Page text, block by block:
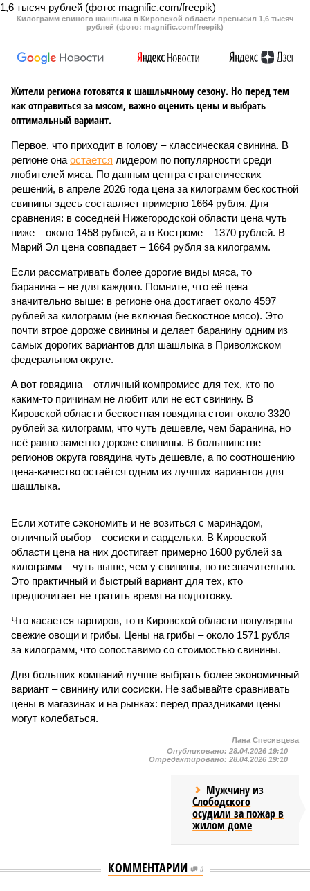
Килограмм свиного шашлыка в Кировской области превысил 1,6 тысяч
рублей (фото: magnific.com/freepik)
Жители региона готовятся к шашлычному сезону. Но перед тем
как отправиться за мясом, важно оценить цены и выбрать
оптимальный вариант.
Первое, что приходит в голову – классическая свинина. В
регионе она остается лидером по популярности среди
любителей мяса. По данным центра стратегических
решений, в апреле 2026 года цена за килограмм бескостной
свинины здесь составляет примерно 1664 рубля. Для
сравнения: в соседней Нижегородской области цена чуть
ниже – около 1458 рублей, а в Костроме – 1370 рублей. В
Марий Эл цена совпадает – 1664 рубля за килограмм.
Если рассматривать более дорогие виды мяса, то
баранина – не для каждого. Помните, что её цена
значительно выше: в регионе она достигает около 4597
рублей за килограмм (не включая бескостное мясо). Это
почти втрое дороже свинины и делает баранину одним из
самых дорогих вариантов для шашлыка в Приволжском
федеральном округе.
А вот говядина – отличный компромисс для тех, кто по
каким-то причинам не любит или не ест свинину. В
Кировской области бескостная говядина стоит около 3320
рублей за килограмм, что чуть дешевле, чем баранина, но
всё равно заметно дороже свинины. В большинстве
регионов округа говядина чуть дешевле, а по соотношению
цена-качество остаётся одним из лучших вариантов для
шашлыка.
Если хотите сэкономить и не возиться с маринадом,
отличный выбор – сосиски и сардельки. В Кировской
области цена на них достигает примерно 1600 рублей за
килограмм – чуть выше, чем у свинины, но не значительно.
Это практичный и быстрый вариант для тех, кто
предпочитает не тратить время на подготовку.
Что касается гарниров, то в Кировской области популярны
свежие овощи и грибы. Цены на грибы – около 1571 рубля
за килограмм, что сопоставимо со стоимостью свинины.
Для больших компаний лучше выбрать более экономичный
вариант – свинину или сосиски. Не забывайте сравнивать
цены в магазинах и на рынках: перед праздниками цены
могут колебаться.
Лана Спесивцева
Опубликовано: 28.04.2026 19:10
Отредактировано: 28.04.2026 19:10
Мужчину из
Слободского
осудили за пожар в
жилом доме
КОММЕНТАРИИ 0